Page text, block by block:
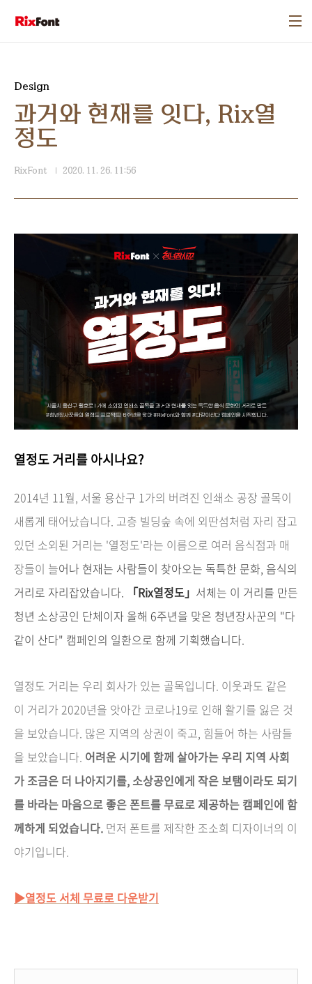
Design
과거와 현재를 잇다, Rix열
정도
RixFont 2020. 11. 26. 11:56
열정도 거리를 아시나요?
2014년 11월, 서울 용산구 1가의 버려진 인쇄소 공장 골목이
새롭게 태어났습니다. 고층 빌딩숲 속에 외딴섬처럼 자리 잡고
있던 소외된 거리는 '열정도'라는 이름으로 여러 음식점과 매
장들이 늘어나 현재는 사람들이 찾아오는 독특한 문화, 음식의
거리로 자리잡았습니다.
「Rix열정도」 서체는 이 거리를 만든
청년 소상공인 단체이자 올해 6주년을 맞은 청년장사꾼의 "다
같이 산다" 캠페인의 일환으로 함께 기획했습니다.
열정도 거리는 우리 회사가 있는 골목입니다. 이웃과도 같은
이 거리가 2020년을 앗아간 코로나19로 인해 활기를 잃은 것
을 보았습니다. 많은 지역의 상권이 죽고, 힘들어 하는 사람들
을 보았습니다. 어려운 시기에 함께 살아가는 우리 지역 사회
가 조금은 더 나아지기를, 소상공인에게 작은 보탬이라도 되기
를 바라는 마음으로 좋은 폰트를 무료로 제공하는 캠페인에 함
께하게 되었습니다. 먼저 폰트를 제작한 조소희 디자이너의 이
야기입니다.
▶열정도 서체 무료로 다운받기